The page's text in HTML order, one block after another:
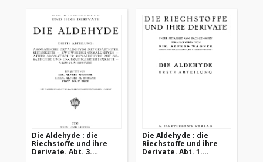
Die Aldehyde : die
Riechstoffe und ihre
Derivate. Abt. 3.
Die Aldehyde : die
Riechstoffe und ihre
Derivate. Abt. 1.